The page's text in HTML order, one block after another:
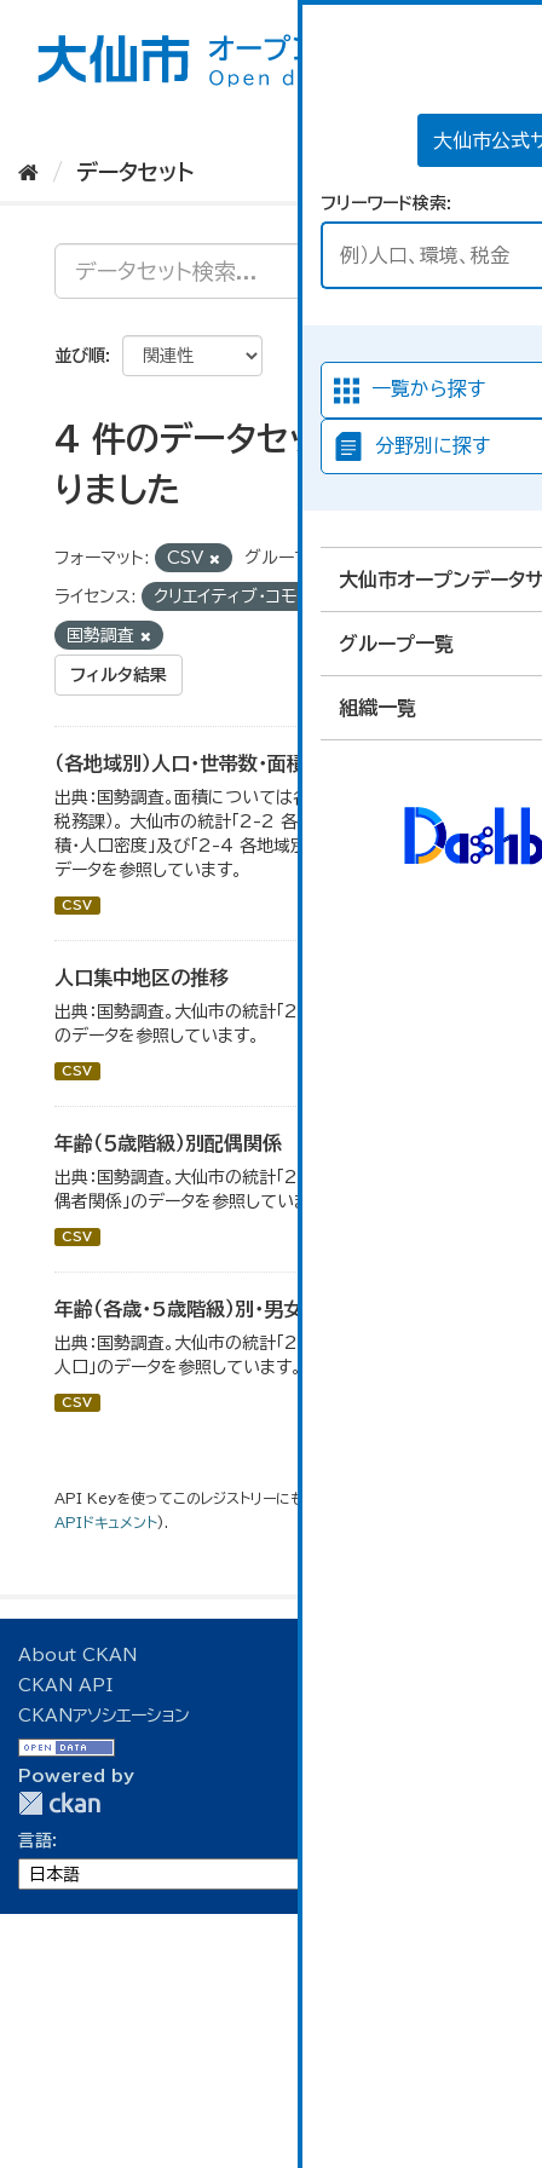
大仙市公式
フリーワード検索
一覧から探す
分野別に探す
大仙市オープンデータ
グループ一覧
組織一覧
データセット
並び順
4 件のデータセットが見つか
りました
フォーマット: CSV グループ:
ライセンス: クリエイティブ・コモンズ 表示
国勢調査
フィルタ結果
（各地域別）人口・世帯数・面積・人口密度
出典：国勢調査。面積については各年１月１日時点（大仙市
税務課）。 大仙市の統計「2-2 各地域別人口・人口増減・面
積・人口密度」及び「2-4 各地域別人口・世帯数の推移」の
データを参照しています。
CSV
人口集中地区の推移
出典：国勢調査。大仙市の統計「2-3 人口集中地区の推移」
のデータを参照しています。
CSV
年齢（５歳階級）別配偶関係
出典：国勢調査。大仙市の統計「2-12 年齢（5歳階級）別配
偶者関係」のデータを参照しています。
CSV
年齢（各歳・5歳階級）別・男女別人口
出典：国勢調査。大仙市の統計「2-1 年齢（各歳）別・男女別
人口」のデータを参照しています。
CSV
API Keyを使ってこのレジストリーにもアクセス可能です
APIドキュメント).
About CKAN
CKAN API
CKANアソシエーション
Powered by
言語